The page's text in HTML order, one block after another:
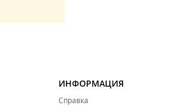
ИНФОРМАЦИЯ
Справка